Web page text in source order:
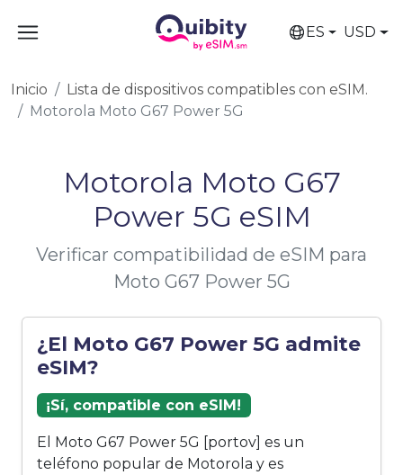
ES USD
Inicio
Lista de dispositivos compatibles con eSIM.
Motorola Moto G67 Power 5G
Motorola Moto G67
Power 5G eSIM
Verificar compatibilidad de eSIM para
Moto G67 Power 5G
¿El Moto G67 Power 5G admite
eSIM?
¡Sí, compatible con eSIM!
El Moto G67 Power 5G [portov] es un
teléfono popular de Motorola y es